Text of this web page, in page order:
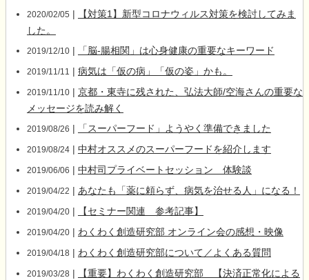
2020/02/05 |
【対策1】新型コロナウィルス対策を検討してみま
した。
2019/12/10| 「脳-腸相関」は心身健康の重要なキーワード
2019/11/11 | 病気は「仮の病」「仮の姿」かも。
2019/11/10| 京都・東寺に残された、弘法大師/空海さんの重要な
メッセージを読み解く
2019/08/26 | 「スーパーフード」ようやく準備できました
2019/08/24| 中村オススメのスーパーフードを紹介します
2019/06/06 | 中村司プライベートセッション 体験談
2019/04/22 | あなたも「薬に頼らず、病気を治せる人」になる！
2019/04/20| 【セミナー関連 参考記事】
2019/04/20| わくわく創造研究部 オンライン会の感想・映像
2019/04/18 | わくわく創造研究部について／よくある質問
2019/03/28 |
【重要】わくわく創造研究部 【決済正常化による